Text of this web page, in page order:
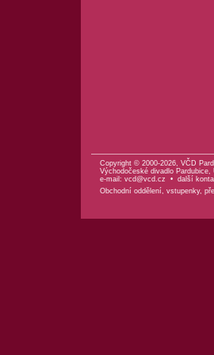
Copyright © 2000-2026, VČD
Východočeské divadlo Pardubice,
e-mail: vcd@vcd.cz • další
Obchodní oddělení, vstupenky,